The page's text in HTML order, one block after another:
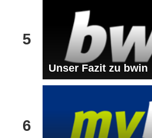
5
Unser Fazit zu bwin
6